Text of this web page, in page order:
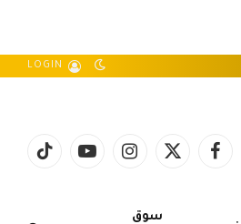
LOGIN
فيسبوكX
الانستغراميوتيوب تيكتوك
سوق